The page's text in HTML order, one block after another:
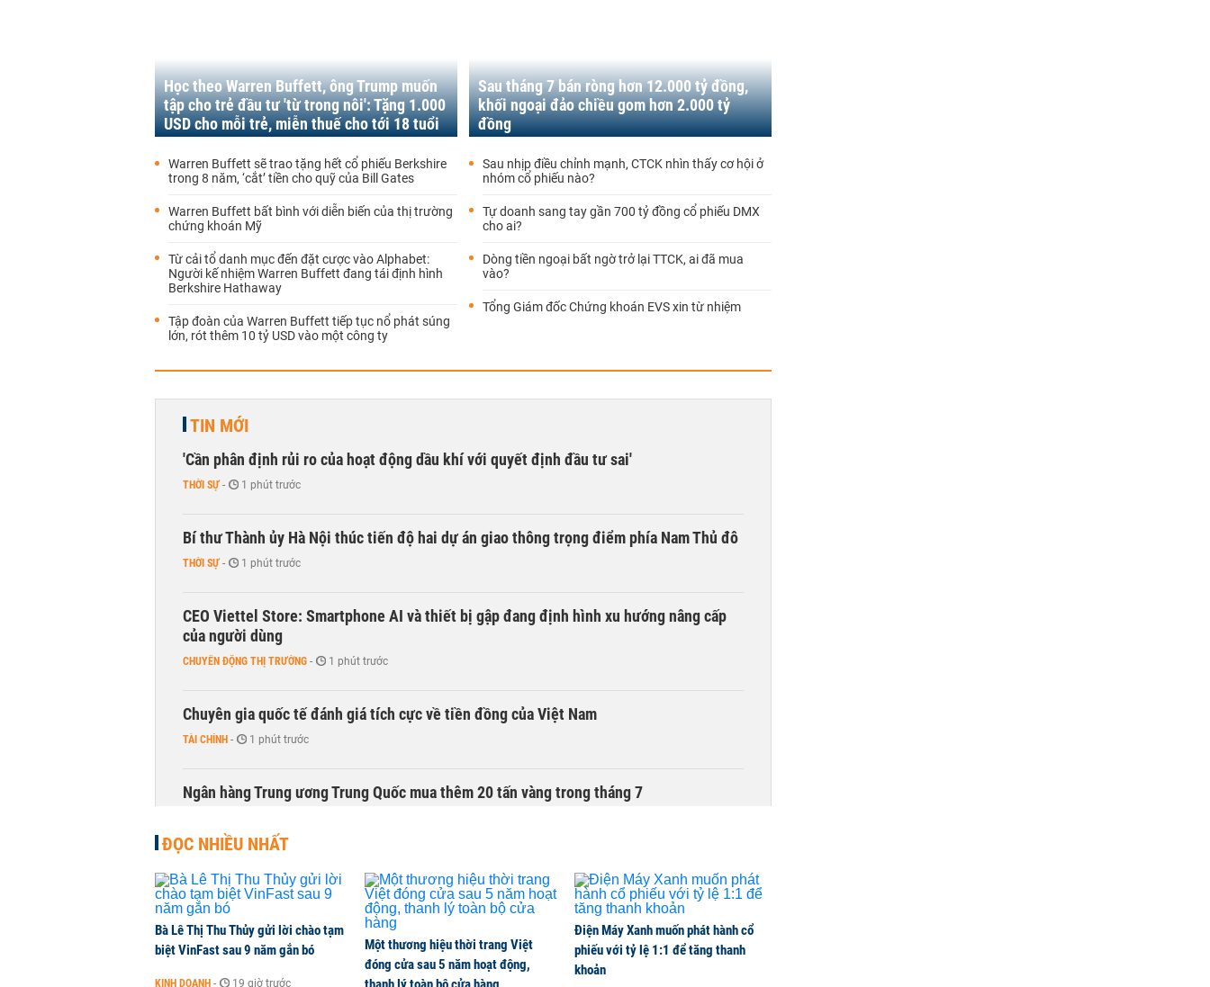
Học theo Warren Buffett, ông Trump muốn
tập cho trẻ đầu tư 'từ trong nôi': Tặng 1.000
USD cho mỗi trẻ, miễn thuế cho tới 18 tuổi
Warren Buffett sẽ trao tặng hết cổ phiếu Berkshire
trong 8 năm, ‘cắt’ tiền cho quỹ của Bill Gates
Warren Buffett bất bình với diễn biến của thị trường
chứng khoán Mỹ
Từ cải tổ danh mục đến đặt cược vào Alphabet:
Người kế nhiệm Warren Buffett đang tái định hình
Berkshire Hathaway
Tập đoàn của Warren Buffett tiếp tục nổ phát súng
lớn, rót thêm 10 tỷ USD vào một công ty
Sau tháng 7 bán ròng hơn 12.000 tỷ đồng,
khối ngoại đảo chiều gom hơn 2.000 tỷ
đồng
Sau nhịp điều chỉnh mạnh, CTCK nhìn thấy cơ hội ở
nhóm cổ phiếu nào?
Tự doanh sang tay gần 700 tỷ đồng cổ phiếu DMX
cho ai?
Dòng tiền ngoại bất ngờ trở lại TTCK, ai đã mua
vào?
Tổng Giám đốc Chứng khoán EVS xin từ nhiệm
TIN MỚI
'Cần phân định rủi ro của hoạt động dầu khí với quyết định đầu tư sai'
THỜI SỰ - 1 phút trước
Bí thư Thành ủy Hà Nội thúc tiến độ hai dự án giao thông trọng điểm phía Nam Thủ đô
THỜI SỰ - 1 phút trước
CEO Viettel Store: Smartphone AI và thiết bị gập đang định hình xu hướng nâng cấp
của người dùng
CHUYỂN ĐỘNG THỊ TRƯỜNG - 1 phút trước
Chuyên gia quốc tế đánh giá tích cực về tiền đồng của Việt Nam
TÀI CHÍNH - 1 phút trước
Ngân hàng Trung ương Trung Quốc mua thêm 20 tấn vàng trong tháng 7
ĐỌC NHIỀU NHẤT
Bà Lê Thị Thu Thủy gửi lời chào tạm
biệt VinFast sau 9 năm gắn bó
KINH DOANH - 19 giờ trước
Một thương hiệu thời trang Việt
đóng cửa sau 5 năm hoạt động,
Điện Máy Xanh muốn phát hành cổ
phiếu với tỷ lệ 1:1 để tăng thanh
khoản